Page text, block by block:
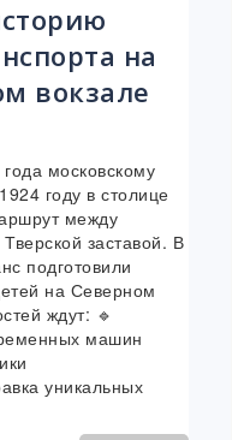
на
вокзале
московскому
году в столице
между
заставой. В
подготовили
на Северном
ждут: 🔹
машин
уникальных